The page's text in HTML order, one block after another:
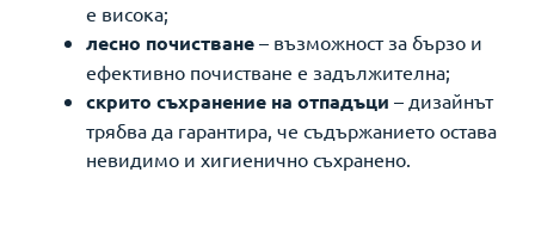
е висока;
лесно почистване – възможност за бързо и
ефективно почистване е задължителна;
скрито съхранение на отпадъци – дизайнът
трябва да гарантира, че съдържанието остава
невидимо и хигиенично съхранено.